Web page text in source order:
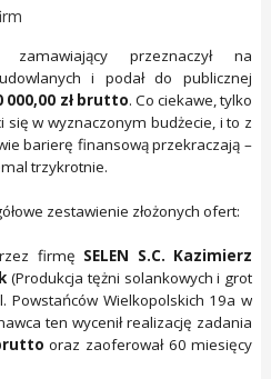
przeznaczył na
i podał do publicznej
000,00 zł brutto. Co ciekawe, tylko
w wyznaczonym budżecie, i to z
barierę finansową przekraczają –
trzykrotnie.
zestawienie złożonych ofert:
firmę SELEN S.C. Kazimierz
(Produkcja tężni solankowych i grot
Powstańców Wielkopolskich 19a w
ten wycenił realizację zadania
oraz zaoferował 60 miesięcy